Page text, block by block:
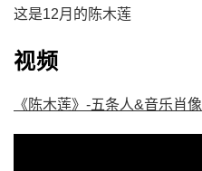
这是12月的陈木莲
视频
《陈木莲》-五条人&音乐肖像